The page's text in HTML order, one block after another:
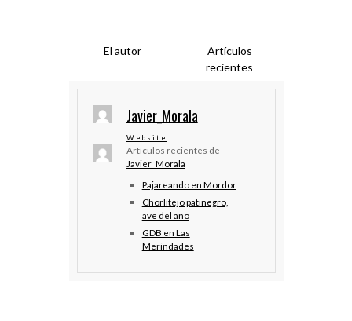
El autor
Artículos
recientes
Javier_Morala
Website
Artículos recientes de
Javier_Morala
Pajareando en Mordor
Chorlitejo patinegro,
ave del año
GDB en Las
Merindades